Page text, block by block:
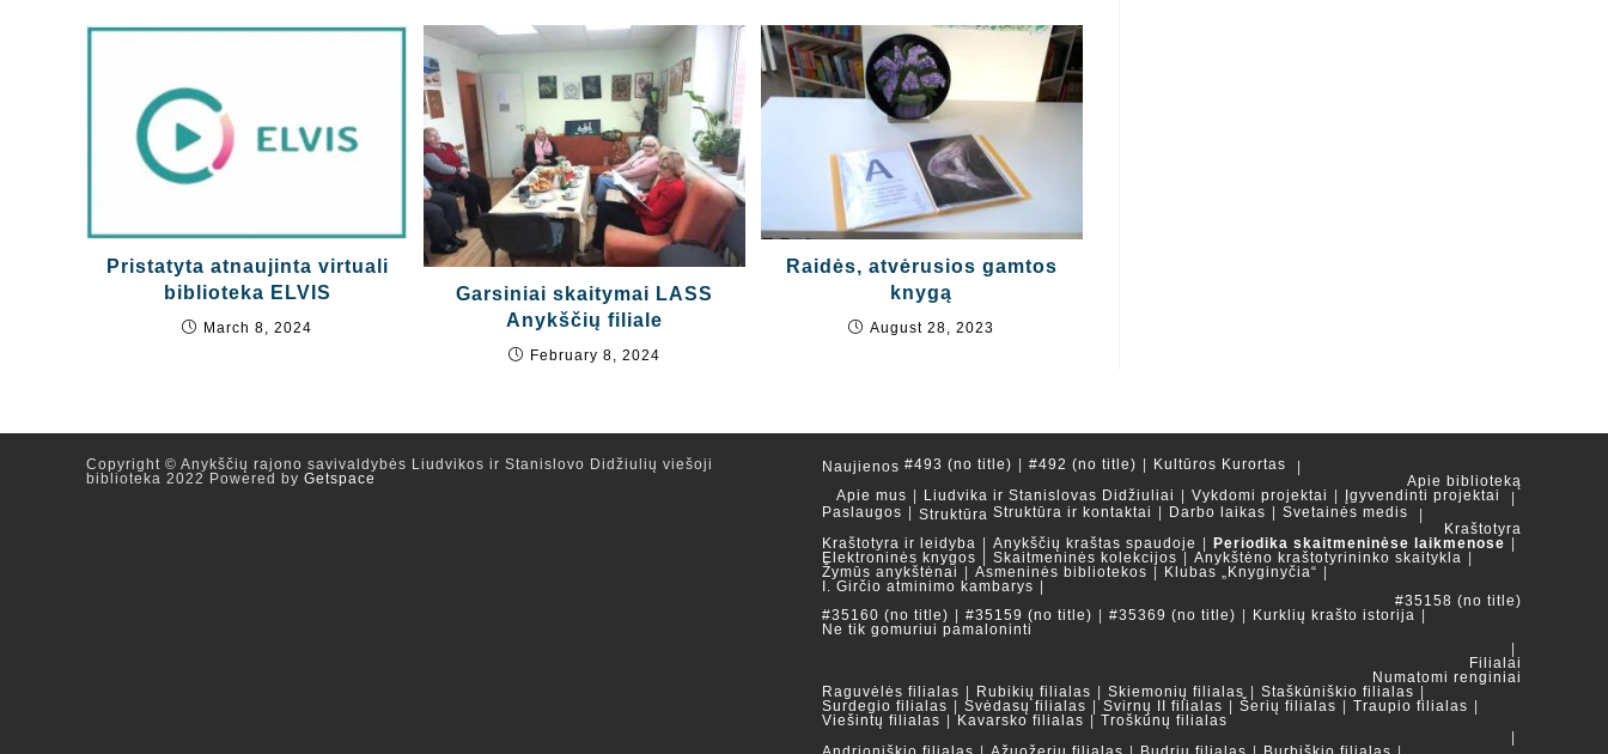
Pristatyta atnaujinta virtuali
biblioteka ELVIS
March 8, 2024
Garsiniai skaitymai LASS
Anykščių filiale
February 8, 2024
Raidės, atvėrusios gamtos
knygą
August 28, 2023
Naujienos #493 (no title) #492 (no title)
Kultūros Kurortas
Apie biblioteką
Apie mus
Liudvika ir Stanislovas Didžiuliai Vykdomi projektai
Įgyvendinti projektai
Paslaugos
Struktūra Struktūra ir kontaktai Darbo laikas
Svetainės medis
Kraštotyra
Kraštotyra ir leidyba
Anykščių kraštas spaudoje
Periodika skaitmeninėse laikmenose
Elektroninės knygos
Skaitmeninės kolekcijos
Anykštėno kraštotyrininko skaitykla
Žymūs anykštėnai
Asmeninės bibliotekos
Klubas „Knyginyčia“
I. Girčio atminimo kambarys
#35158 (no title)
#35160 (no title)
#35159 (no title) #35369 (no title)
Kurklių krašto istorija
Ne tik gomuriui pamaloninti
Filialai
Numatomi renginiai
Raguvėlės filialas
Rubikių filialas Skiemonių filialas
Staškūniškio filialas
Surdegio filialas
Svėdasų filialas Svirnų II filialas Šerių filialas
Traupio filialas
Viešintų filialas
Kavarsko filialas
Troškūnų filialas
Copyright © Anykščių rajono savivaldybės Liudvikos ir Stanislovo Didžiulių viešoji
biblioteka 2022 Powered by Getspace